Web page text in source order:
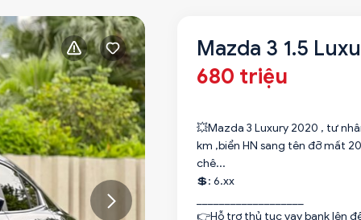
Mazda 3 1.5
680 triệu
💥Mazda 3 Luxury 2020 , tư
km ,biển HN sang tên đỡ mất
chê...
💲: 6.xx
👉Hỗ trợ thủ tục vay bank lên